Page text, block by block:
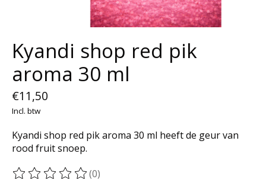
Kyandi shop red pik
aroma 30 ml
€11,50
Incl. btw
Kyandi shop red pik aroma 30 ml heeft de geur van
rood fruit snoep.
(0)